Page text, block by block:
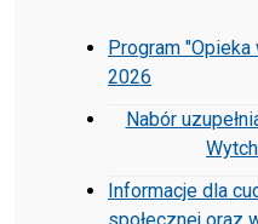
Program
2026
Nabór
Informacje dla